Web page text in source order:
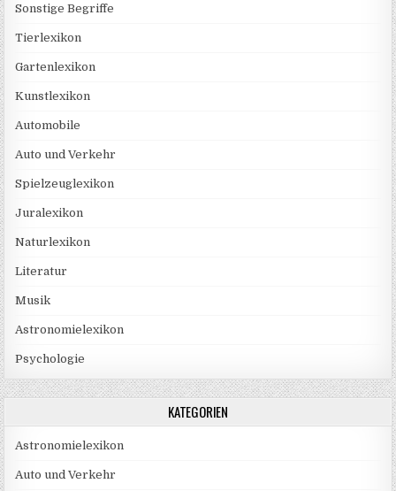
Sonstige Begriffe
Tierlexikon
Gartenlexikon
Kunstlexikon
Automobile
Auto und Verkehr
Spielzeuglexikon
Juralexikon
Naturlexikon
Literatur
Musik
Astronomielexikon
Psychologie
KATEGORIEN
Astronomielexikon
Auto und Verkehr